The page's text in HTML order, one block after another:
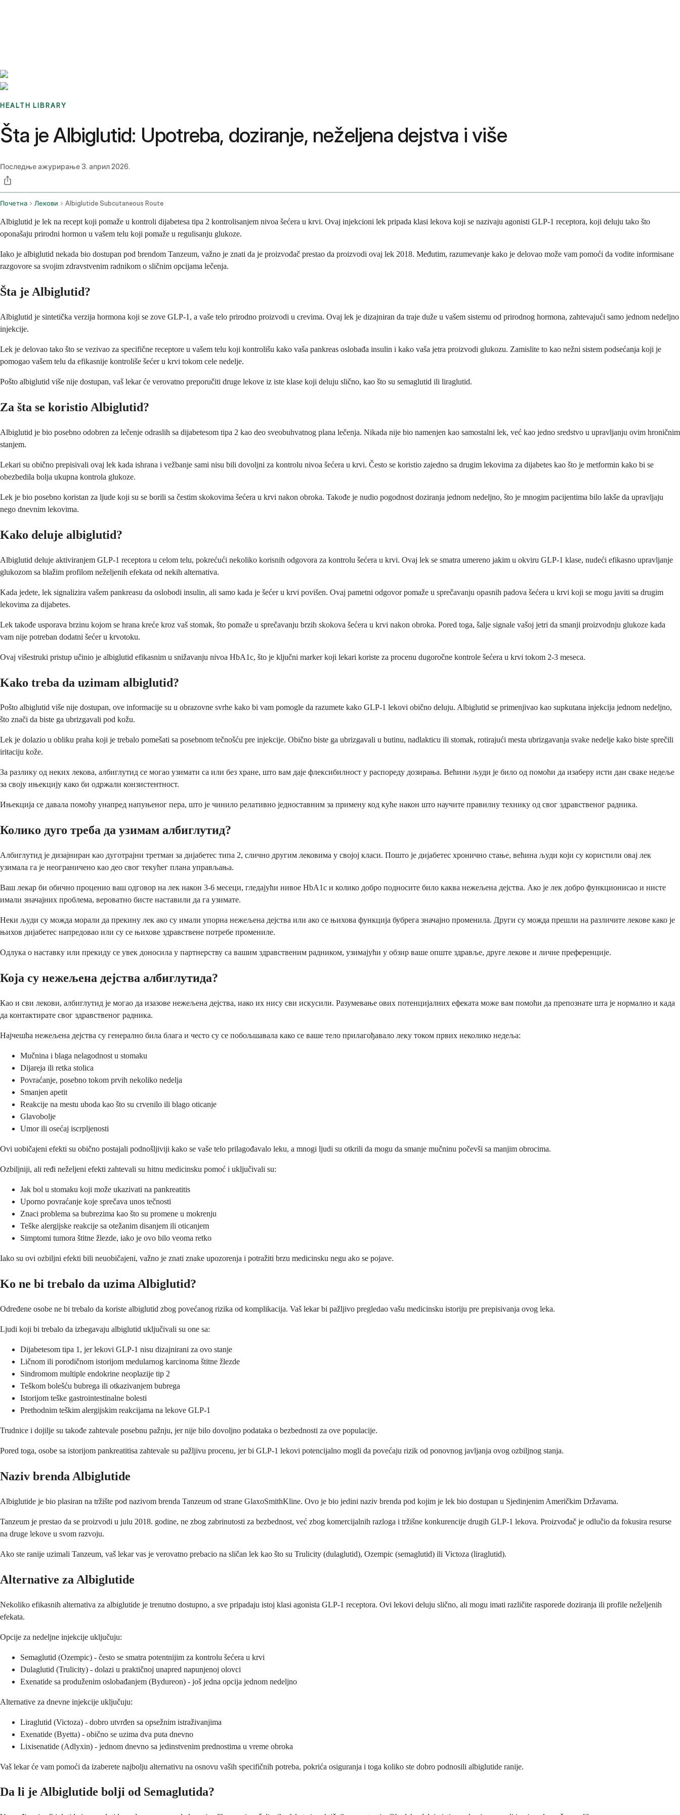
HEALTH LIBRARY
Šta je Albiglutid: Upotreba, doziranje, neželjena dejstva i više
Последње ажурирање3. април 2026.
Почетна Лекови Albiglutide Subcutaneous Route
Albiglutid je lek na recept koji pomaže u kontroli dijabetesa tipa 2 kontrolisanjem nivoa šećera u krvi. Ovaj injekcioni lek pripada klasi lekova koji se nazivaju agonisti GLP-1 receptora, koji deluju tako što
oponašaju prirodni hormon u vašem telu koji pomaže u regulisanju glukoze.
Iako je albiglutid nekada bio dostupan pod brendom Tanzeum, važno je znati da je proizvođač prestao da proizvodi ovaj lek 2018. Međutim, razumevanje kako je delovao može vam pomoći da vodite informisane
razgovore sa svojim zdravstvenim radnikom o sličnim opcijama lečenja.
Šta je Albiglutid?
Albiglutid je sintetička verzija hormona koji se zove GLP-1, a vaše telo prirodno proizvodi u crevima. Ovaj lek je dizajniran da traje duže u vašem sistemu od prirodnog hormona, zahtevajući samo jednom nedeljno
injekcije.
Lek je delovao tako što se vezivao za specifične receptore u vašem telu koji kontrolišu kako vaša pankreas oslobađa insulin i kako vaša jetra proizvodi glukozu. Zamislite to kao nežni sistem podsećanja koji je
pomogao vašem telu da efikasnije kontroliše šećer u krvi tokom cele nedelje.
Pošto albiglutid više nije dostupan, vaš lekar će verovatno preporučiti druge lekove iz iste klase koji deluju slično, kao što su semaglutid ili liraglutid.
Za šta se koristio Albiglutid?
Albiglutid je bio posebno odobren za lečenje odraslih sa dijabetesom tipa 2 kao deo sveobuhvatnog plana lečenja. Nikada nije bio namenjen kao samostalni lek, već kao jedno sredstvo u upravljanju ovim hroničnim
stanjem.
Lekari su obično prepisivali ovaj lek kada ishrana i vežbanje sami nisu bili dovoljni za kontrolu nivoa šećera u krvi. Često se koristio zajedno sa drugim lekovima za dijabetes kao što je metformin kako bi se
obezbedila bolja ukupna kontrola glukoze.
Lek je bio posebno koristan za ljude koji su se borili sa čestim skokovima šećera u krvi nakon obroka. Takođe je nudio pogodnost doziranja jednom nedeljno, što je mnogim pacijentima bilo lakše da upravljaju
nego dnevnim lekovima.
Kako deluje albiglutid?
Albiglutid deluje aktiviranjem GLP-1 receptora u celom telu, pokrećući nekoliko korisnih odgovora za kontrolu šećera u krvi. Ovaj lek se smatra umereno jakim u okviru GLP-1 klase, nudeći efikasno upravljanje
glukozom sa blažim profilom neželjenih efekata od nekih alternativa.
Kada jedete, lek signalizira vašem pankreasu da oslobodi insulin, ali samo kada je šećer u krvi povišen. Ovaj pametni odgovor pomaže u sprečavanju opasnih padova šećera u krvi koji se mogu javiti sa drugim
lekovima za dijabetes.
Lek takođe usporava brzinu kojom se hrana kreće kroz vaš stomak, što pomaže u sprečavanju brzih skokova šećera u krvi nakon obroka. Pored toga, šalje signale vašoj jetri da smanji proizvodnju glukoze kada
vam nije potreban dodatni šećer u krvotoku.
Ovaj višestruki pristup učinio je albiglutid efikasnim u snižavanju nivoa HbA1c, što je ključni marker koji lekari koriste za procenu dugoročne kontrole šećera u krvi tokom 2-3 meseca.
Kako treba da uzimam albiglutid?
Pošto albiglutid više nije dostupan, ove informacije su u obrazovne svrhe kako bi vam pomogle da razumete kako GLP-1 lekovi obično deluju. Albiglutid se primenjivao kao supkutana injekcija jednom nedeljno,
što znači da biste ga ubrizgavali pod kožu.
Lek je dolazio u obliku praha koji je trebalo pomešati sa posebnom tečnošću pre injekcije. Obično biste ga ubrizgavali u butinu, nadlakticu ili stomak, rotirajući mesta ubrizgavanja svake nedelje kako biste sprečili
iritaciju kože.
За разлику од неких лекова, албиглутид се могао узимати са или без хране, што вам даје флексибилност у распореду дозирања. Већини људи је било од помоћи да изаберу исти дан сваке недеље
за своју ињекцију како би одржали конзистентност.
Ињекција се давала помоћу унапред напуњеног пера, што је чинило релативно једноставним за примену код куће након што научите правилну технику од свог здравственог радника.
Колико дуго треба да узимам албиглутид?
Албиглутид је дизајниран као дуготрајни третман за дијабетес типа 2, слично другим лековима у својој класи. Пошто је дијабетес хронично стање, већина људи који су користили овај лек
узимала га је неограничено као део свог текућег плана управљања.
Ваш лекар би обично проценио ваш одговор на лек након 3-6 месеци, гледајући нивое HbA1c и колико добро подносите било каква нежељена дејства. Ако је лек добро функционисао и нисте
имали значајних проблема, вероватно бисте наставили да га узимате.
Неки људи су можда морали да прекину лек ако су имали упорна нежељена дејства или ако се њихова функција бубрега значајно променила. Други су можда прешли на различите лекове како је
њихов дијабетес напредовао или су се њихове здравствене потребе промениле.
Одлука о наставку или прекиду се увек доносила у партнерству са вашим здравственим радником, узимајући у обзир ваше опште здравље, друге лекове и личне преференције.
Која су нежељена дејства албиглутида?
Као и сви лекови, албиглутид је могао да изазове нежељена дејства, иако их нису сви искусили. Разумевање ових потенцијалних ефеката може вам помоћи да препознате шта је нормално и када
да контактирате свог здравственог радника.
Најчешћа нежељена дејства су генерално била блага и често су се побољшавала како се ваше тело прилагођавало леку током првих неколико недеља:
Mučnina i blaga nelagodnost u stomaku
Dijareja ili retka stolica
Povraćanje, posebno tokom prvih nekoliko nedelja
Smanjen apetit
Reakcije na mestu uboda kao što su crvenilo ili blago oticanje
Glavobolje
Umor ili osećaj iscrpljenosti
Ovi uobičajeni efekti su obično postajali podnošljiviji kako se vaše telo prilagođavalo leku, a mnogi ljudi su otkrili da mogu da smanje mučninu počevši sa manjim obrocima.
Ozbiljniji, ali ređi neželjeni efekti zahtevali su hitnu medicinsku pomoć i uključivali su:
Jak bol u stomaku koji može ukazivati na pankreatitis
Uporno povraćanje koje sprečava unos tečnosti
Znaci problema sa bubrezima kao što su promene u mokrenju
Teške alergijske reakcije sa otežanim disanjem ili oticanjem
Simptomi tumora štitne žlezde, iako je ovo bilo veoma retko
Iako su ovi ozbiljni efekti bili neuobičajeni, važno je znati znake upozorenja i potražiti brzu medicinsku negu ako se pojave.
Ko ne bi trebalo da uzima Albiglutid?
Određene osobe ne bi trebalo da koriste albiglutid zbog povećanog rizika od komplikacija. Vaš lekar bi pažljivo pregledao vašu medicinsku istoriju pre prepisivanja ovog leka.
Ljudi koji bi trebalo da izbegavaju albiglutid uključivali su one sa:
Dijabetesom tipa 1, jer lekovi GLP-1 nisu dizajnirani za ovo stanje
Ličnom ili porodičnom istorijom medularnog karcinoma štitne žlezde
Sindromom multiple endokrine neoplazije tip 2
Teškom bolešću bubrega ili otkazivanjem bubrega
Istorijom teške gastrointestinalne bolesti
Prethodnim teškim alergijskim reakcijama na lekove GLP-1
Trudnice i dojilje su takođe zahtevale posebnu pažnju, jer nije bilo dovoljno podataka o bezbednosti za ove populacije.
Pored toga, osobe sa istorijom pankreatitisa zahtevale su pažljivu procenu, jer bi GLP-1 lekovi potencijalno mogli da povećaju rizik od ponovnog javljanja ovog ozbiljnog stanja.
Naziv brenda Albiglutide
Albiglutide je bio plasiran na tržište pod nazivom brenda Tanzeum od strane GlaxoSmithKline. Ovo je bio jedini naziv brenda pod kojim je lek bio dostupan u Sjedinjenim Američkim Državama.
Tanzeum je prestao da se proizvodi u julu 2018. godine, ne zbog zabrinutosti za bezbednost, već zbog komercijalnih razloga i tržišne konkurencije drugih GLP-1 lekova. Proizvođač je odlučio da fokusira resurse
na druge lekove u svom razvoju.
Ako ste ranije uzimali Tanzeum, vaš lekar vas je verovatno prebacio na sličan lek kao što su Trulicity (dulaglutid), Ozempic (semaglutid) ili Victoza (liraglutid).
Alternative za Albiglutide
Nekoliko efikasnih alternativa za albiglutide je trenutno dostupno, a sve pripadaju istoj klasi agonista GLP-1 receptora. Ovi lekovi deluju slično, ali mogu imati različite rasporede doziranja ili profile neželjenih
efekata.
Opcije za nedeljne injekcije uključuju:
Semaglutid (Ozempic) - često se smatra potentnijim za kontrolu šećera u krvi
Dulaglutid (Trulicity) - dolazi u praktičnoj unapred napunjenoj olovci
Exenatide sa produženim oslobađanjem (Bydureon) - još jedna opcija jednom nedeljno
Alternative za dnevne injekcije uključuju:
Liraglutid (Victoza) - dobro utvrđen sa opsežnim istraživanjima
Exenatide (Byetta) - obično se uzima dva puta dnevno
Lixisenatide (Adlyxin) - jednom dnevno sa jedinstvenim prednostima u vreme obroka
Vaš lekar će vam pomoći da izaberete najbolju alternativu na osnovu vaših specifičnih potreba, pokrića osiguranja i toga koliko ste dobro podnosili albiglutide ranije.
Da li je Albiglutide bolji od Semaglutida?